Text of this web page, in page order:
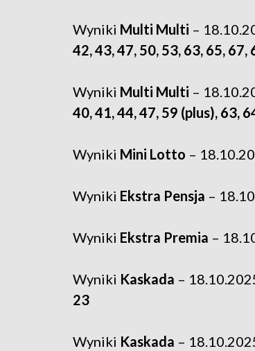
Wyniki Multi Multi –
42, 43, 47, 50, 53, 63, 65, 67,
Wyniki Multi Multi –
40, 41, 44, 47, 59 (plus), 63,
Wyniki Mini Lotto –
Wyniki Ekstra Pensja –
Wyniki Ekstra Premia –
Wyniki Kaskada –
23
Wyniki Kaskada –